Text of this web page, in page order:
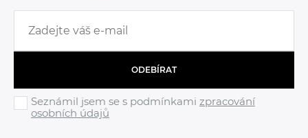
ODEBÍRAT
Seznámil jsem se s podmínkami zpracování
osobních údajů